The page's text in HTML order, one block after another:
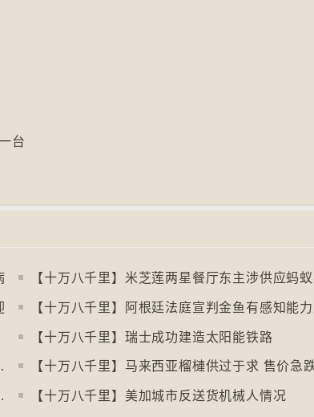
台
【十万八千里】瑞士成功建造太阳能铁路
关闭伺服器 【十万八千里】马来西亚榴槤供过于求 售价急
及娱乐中心 【十万八千里】美加城市反送货机械人情况